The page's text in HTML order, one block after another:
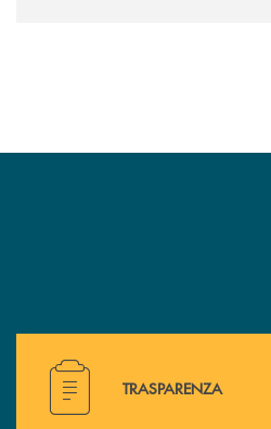
Hai bisogno di alcuni
TRASPARENZA